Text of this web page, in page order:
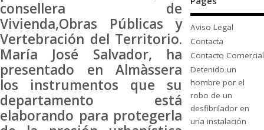
consellera de
Vivienda,Obras Públicas y
Vertebración del Territorio.
María José Salvador, ha
presentado en Almàssera
los instrumentos que su
departamento está
elaborando para protegerla
Aviso Legal
Contacta
Contacto Comercial
Detenido un
hombre por el
robo de un
desfibrilador en
una instalación